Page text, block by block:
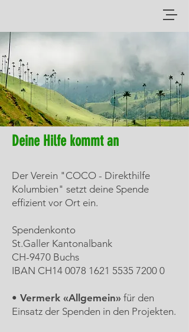
Deine Hilfe kommt an
Der Verein "COCO - Direkthilfe
Kolumbien" setzt deine Spende
effizient vor Ort ein.
Spendenkonto
St.Galler Kantonalbank
CH-9470 Buchs
IBAN CH14 0078 1621 5535 7200 0
• Vermerk «Allgemein» für den
Einsatz der Spenden in den Projekten.